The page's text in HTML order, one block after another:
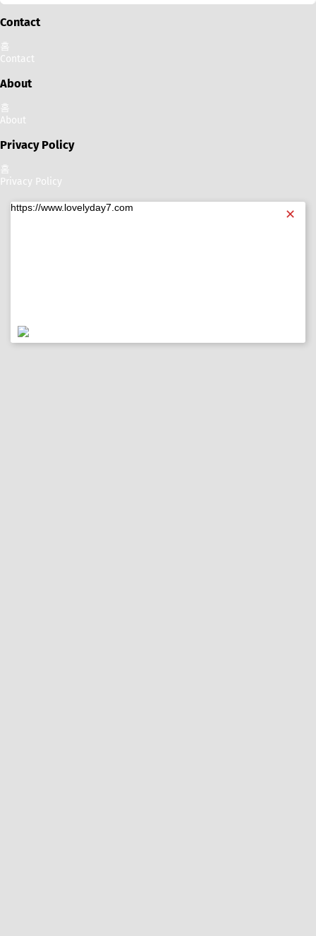
다.
Contact
홈
Contact
About
홈
About
Privacy Policy
홈
Privacy Policy
✕
https://www.lovelyday7.com